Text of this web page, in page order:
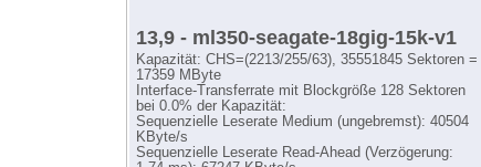
13,9 - ml350-seagate-18gig-15k-v1
Kapazität: CHS=(2213/255/63), 35551845 Sektoren =
17359 MByte
Interface-Transferrate mit Blockgröße 128 Sektoren
bei 0.0% der Kapazität:
Sequenzielle Leserate Medium (ungebremst): 40504
KByte/s
Sequenzielle Leserate Read-Ahead (Verzögerung: